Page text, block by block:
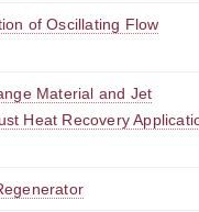
of Oscillating Flow
Material and Jet
Heat Recovery